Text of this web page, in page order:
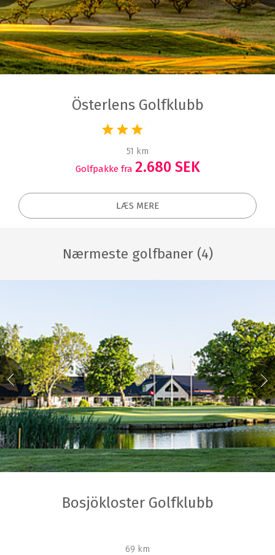
Österlens Golfklubb
51 km
Golfpakke fra 2.680 SEK
LÆS MERE
Nærmeste golfbaner (4)
Bosjökloster Golfklubb
69 km